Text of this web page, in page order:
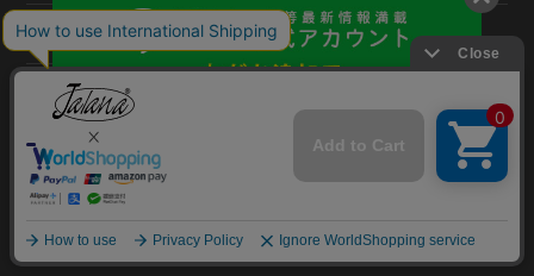
プライバシーポリシー
特定商取引法について
会社概要
©2020 TRANS GLOBAL CO.,LTD.